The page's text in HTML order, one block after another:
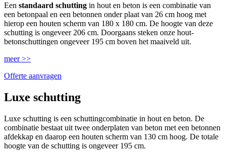
Een standaard schutting in hout en beton is een combinatie van
een betonpaal en een betonnen onder plaat van 26 cm hoog met
hierop een houten scherm van 180 x 180 cm. De hoogte van deze
schutting is ongeveer 206 cm. Doorgaans steken onze hout-
betonschuttingen ongeveer 195 cm boven het maaiveld uit.
meer >>
Offerte aanvragen
Luxe schutting
Luxe schutting is een schuttingcombinatie in hout en beton. De
combinatie bestaat uit twee onderplaten van beton met een betonnen
afdekkap en daarop een houten scherm van 130 cm hoog. De totale
hoogte van de schutting is ongeveer 195 cm.